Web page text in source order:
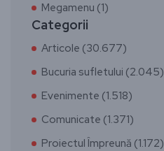
Megamenu (1)
Categorii
Articole (30.677)
Bucuria sufletului (2.045)
Evenimente (1.518)
Comunicate (1.371)
Proiectul Împreună (1.172)